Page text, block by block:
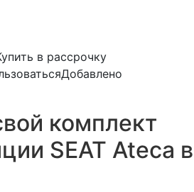
в рассрочку
Добавлено
комплект
SEAT Ateca в